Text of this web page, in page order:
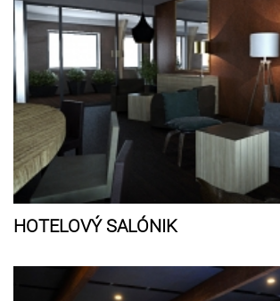
HOTELOVÝ SALÓNIK